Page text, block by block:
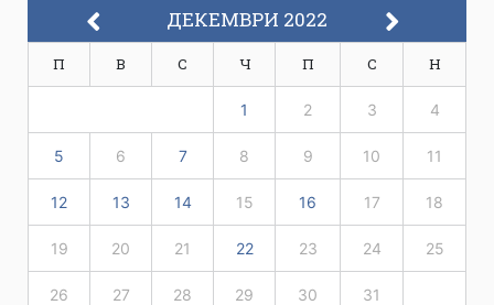
ДЕКЕМВРИ 2022
П В С Ч П С Н
1 2 3 4
5 6 7 8 9 10 11
12 13 14 15 16 17 18
19 20 21 22 23 24 25
26 27 28 29 30 31